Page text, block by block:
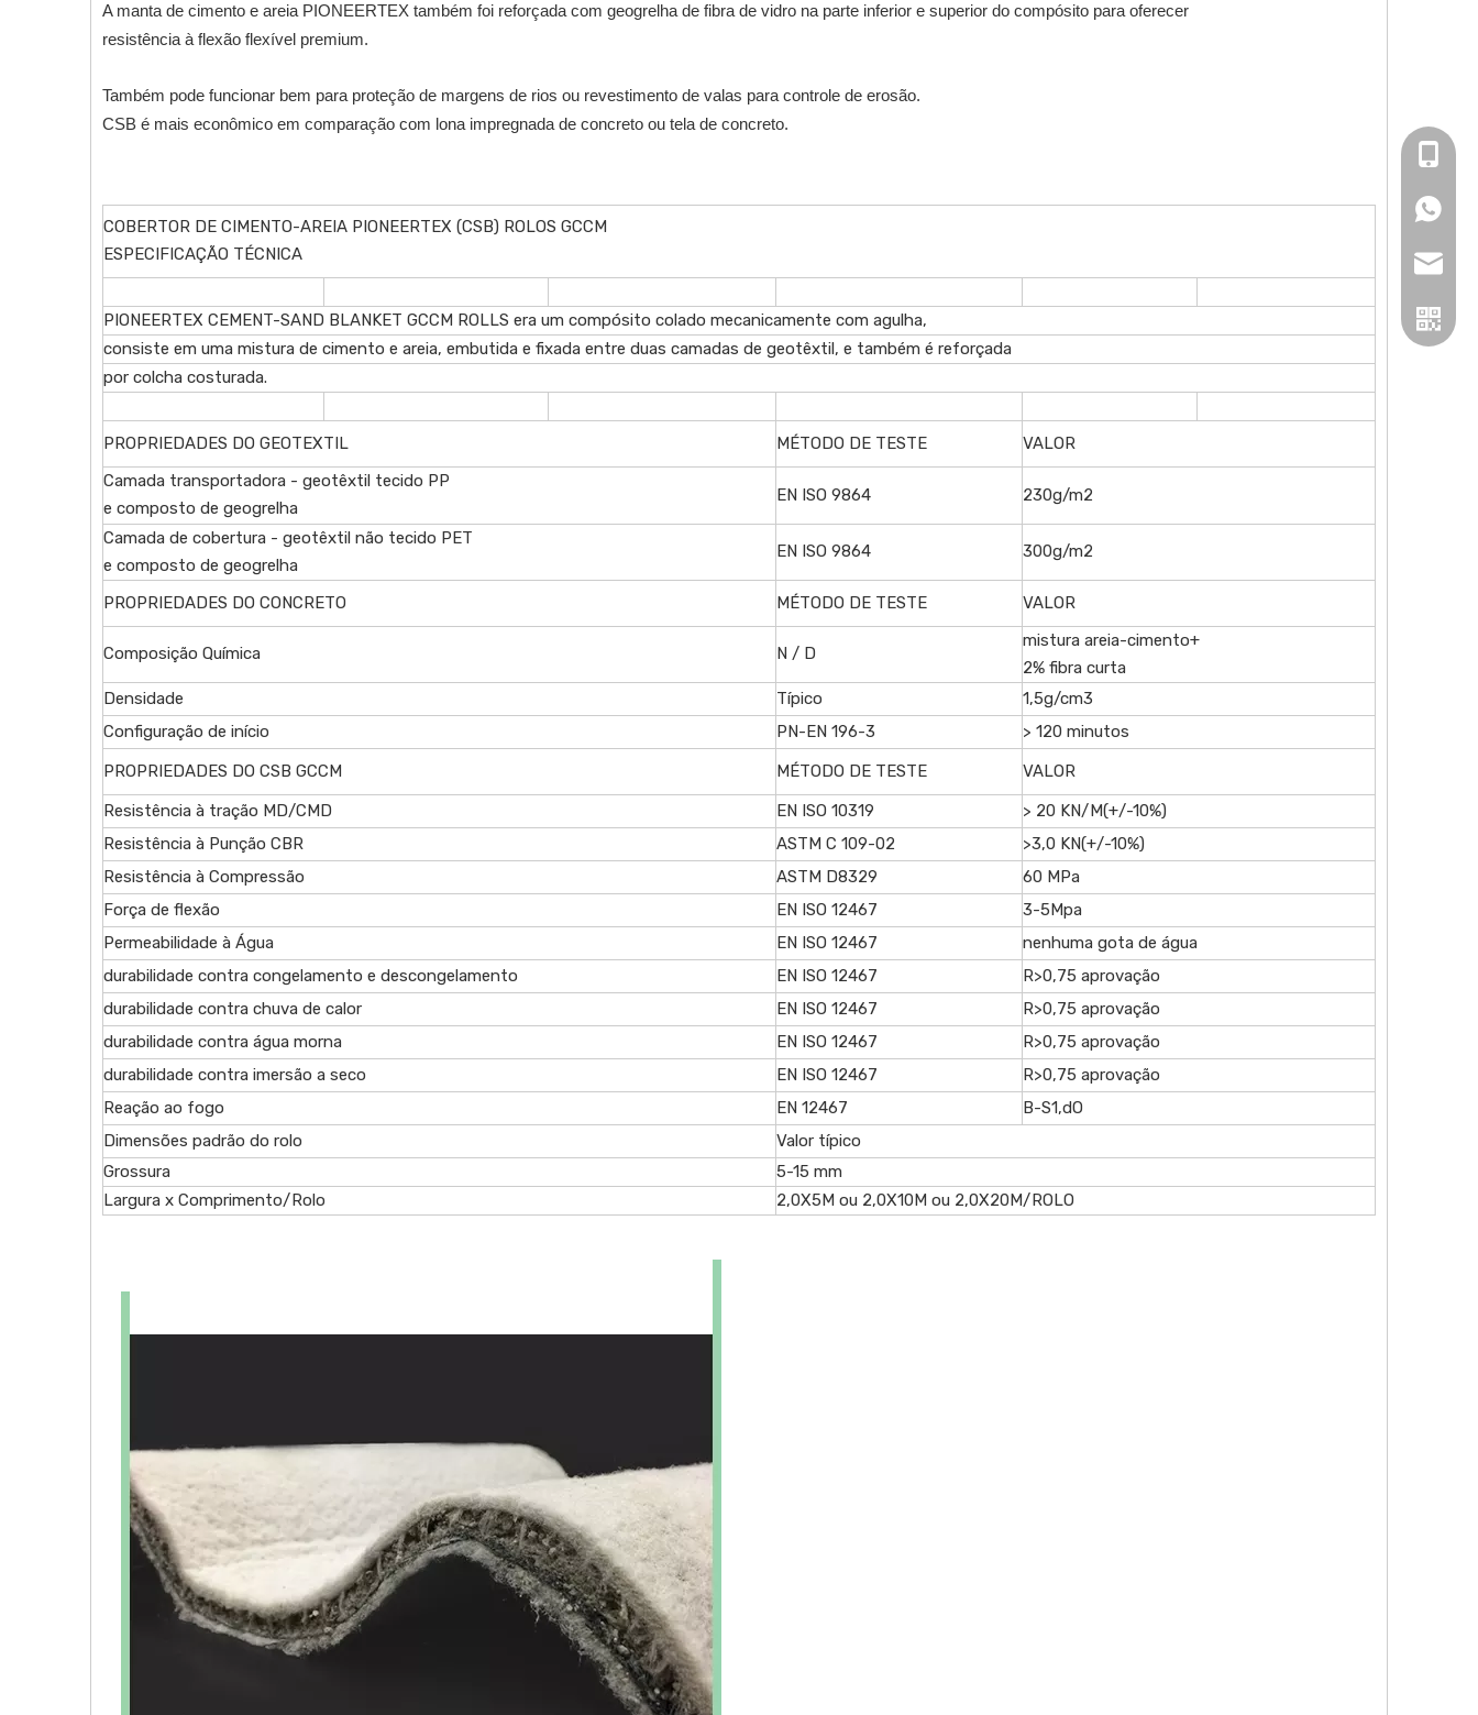
A manta de cimento e areia PIONEERTEX também foi reforçada com geogrelha de fibra de vidro na parte inferior e superior do compósito para oferecer
resistência à flexão flexível premium.
Também pode funcionar bem para proteção de margens de rios ou revestimento de valas para controle de erosão.
CSB é mais econômico em comparação com lona impregnada de concreto ou tela de concreto.
COBERTOR DE CIMENTO-AREIA PIONEERTEX (CSB) ROLOS GCCM
ESPECIFICAÇÃO TÉCNICA
PIONEERTEX CEMENT-SAND BLANKET GCCM ROLLS era um compósito colado mecanicamente com agulha,
consiste em uma mistura de cimento e areia, embutida e fixada entre duas camadas de geotêxtil, e também é reforçada
por colcha costurada.
PROPRIEDADES DO GEOTEXTIL MÉTODO DE TESTE
VALOR
Camada transportadora - geotêxtil tecido PP
e composto de geogrelha
EN ISO 9864 230g/m2
Camada de cobertura - geotêxtil não tecido PET
e composto de geogrelha
EN ISO 9864 300g/m2
PROPRIEDADES DO CONCRETO MÉTODO DE TESTE VALOR
Composição Química N / D
mistura areia-cimento+
2% fibra curta
Densidade
Típico
1,5g/cm3
Configuração de início
PN-EN 196-3
> 120 minutos
PROPRIEDADES DO CSB GCCM
MÉTODO DE TESTE
VALOR
Resistência à tração MD/CMD
EN ISO 10319
> 20 KN/M(+/-10%)
Resistência à Punção CBR
ASTM C 109-02
>3,0 KN(+/-10%)
Resistência à Compressão
ASTM D8329
60 MPa
Força de flexão
EN ISO 12467
3-5Mpa
Permeabilidade à Água
EN ISO 12467
nenhuma gota de água
durabilidade contra congelamento e descongelamento
EN ISO 12467
R>0,75 aprovação
durabilidade contra chuva de calor
EN ISO 12467
R>0,75 aprovação
durabilidade contra água morna
EN ISO 12467
R>0,75 aprovação
durabilidade contra imersão a seco
EN ISO 12467
R>0,75 aprovação
Reação ao fogo
EN 12467
B-S1,dO
Dimensões padrão do rolo
Valor típico
Grossura
5-15 mm
Largura x Comprimento/Rolo
2,0X5M ou 2,0X10M ou 2,0X20M/ROLO
+86-
+86-